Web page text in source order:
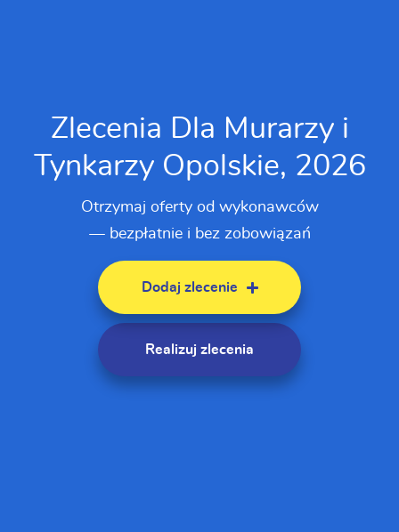
Zlecenia Dla Murarzy i
Tynkarzy Opolskie, 2026
Otrzymaj oferty od wykonawców
— bezpłatnie i bez zobowiązań
Dodaj zlecenie
Realizuj zlecenia